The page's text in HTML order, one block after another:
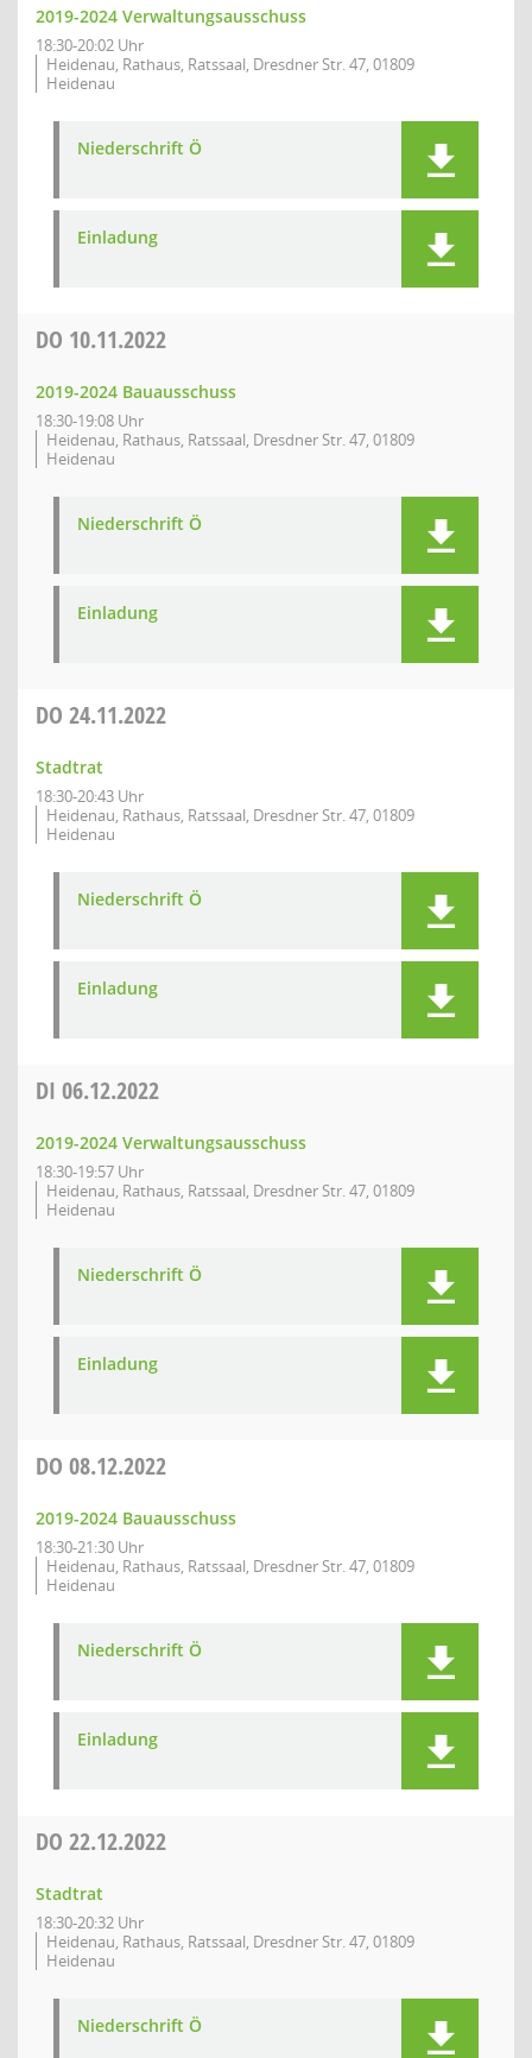
2019-2024 Verwaltungsausschuss
18:30-20:02 Uhr
Heidenau, Rathaus, Ratssaal, Dresdner Str. 47, 01809
Heidenau
Niederschrift Ö
Einladung
DO 10.11.2022
2019-2024 Bauausschuss
18:30-19:08 Uhr
Heidenau, Rathaus, Ratssaal, Dresdner Str. 47, 01809
Heidenau
Niederschrift Ö
Einladung
DO 24.11.2022
Stadtrat
18:30-20:43 Uhr
Heidenau, Rathaus, Ratssaal, Dresdner Str. 47, 01809
Heidenau
Niederschrift Ö
Einladung
DI 06.12.2022
2019-2024 Verwaltungsausschuss
18:30-19:57 Uhr
Heidenau, Rathaus, Ratssaal, Dresdner Str. 47, 01809
Heidenau
Niederschrift Ö
Einladung
DO 08.12.2022
2019-2024 Bauausschuss
18:30-21:30 Uhr
Heidenau, Rathaus, Ratssaal, Dresdner Str. 47, 01809
Heidenau
Niederschrift Ö
Einladung
DO 22.12.2022
Stadtrat
18:30-20:32 Uhr
Heidenau, Rathaus, Ratssaal, Dresdner Str. 47, 01809
Heidenau
Niederschrift Ö